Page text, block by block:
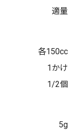
適量
各150cc
1かけ
1/2個
5g